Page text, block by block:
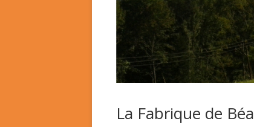
La Fabrique de Béa